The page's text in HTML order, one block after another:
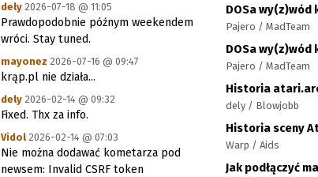
dely 2026-07-18 @ 11:05
Prawdopodobnie późnym weekendem
wróci. Stay tuned.
mayonez 2026-07-16 @ 09:47
krąp.pl nie działa...
dely 2026-02-14 @ 09:32
Fixed. Thx za info.
Vidol 2026-02-14 @ 07:03
Nie można dodawać kometarza pod
newsem: Invalid CSRF token
DOSa wy(z)wód
Pajero / MadTeam
DOSa wy(z)wód
Pajero / MadTeam
Historia
dely / Blowjobb
Historia sceny
Warp / Aids
Jak podłączyć